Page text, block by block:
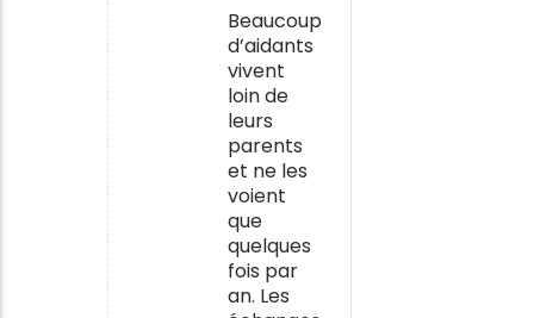
Beaucoup
d’aidants
vivent
loin de
leurs
parents
et ne les
voient
que
quelques
fois par
an. Les